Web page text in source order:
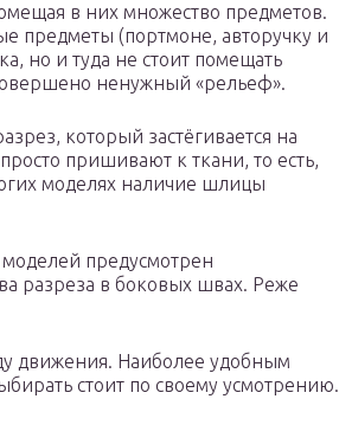
в них множество предметов.
предметы (портмоне, авторучку и
но и туда не стоит помещать
ненужный «рельеф».
который застёгивается на
пришивают к ткани, то есть,
моделях наличие шлицы
предусмотрен
разреза в боковых швах. Реже
движения. Наиболее удобным
стоит по своему усмотрению.